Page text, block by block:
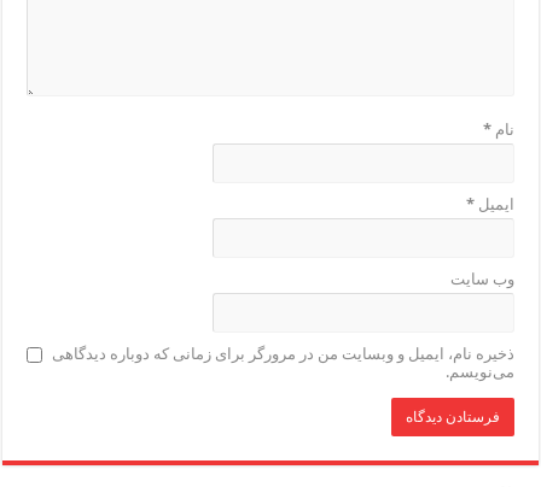
نام*
ایمیل*
وب‌ سایت
ذخیره نام، ایمیل و وبسایت من در مرورگر برای زمانی که دوباره دیدگاهی
می‌نویسم.